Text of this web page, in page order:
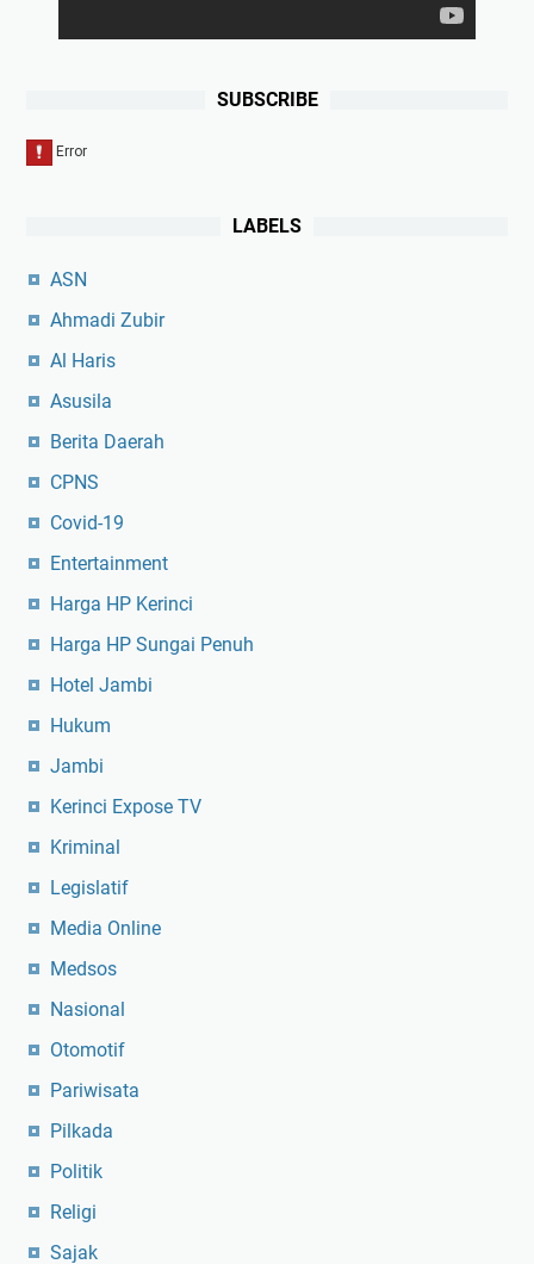
SUBSCRIBE
LABELS
ASN
Ahmadi Zubir
Al Haris
Asusila
Berita Daerah
CPNS
Covid-19
Entertainment
Harga HP Kerinci
Harga HP Sungai Penuh
Hotel Jambi
Hukum
Jambi
Kerinci Expose TV
Kriminal
Legislatif
Media Online
Medsos
Nasional
Otomotif
Pariwisata
Pilkada
Politik
Religi
Sajak